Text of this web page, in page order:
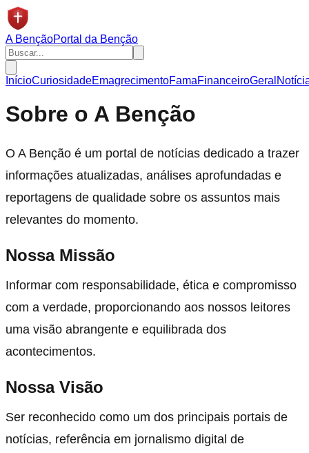
A BençãoPortal da Benção
InícioCuriosidadeEmagrecimentoFamaFinanceiroGeral
Sobre o A Benção
O A Benção é um portal de notícias dedicado a trazer
informações atualizadas, análises aprofundadas e
reportagens de qualidade sobre os assuntos mais
relevantes do momento.
Nossa Missão
Informar com responsabilidade, ética e compromisso
com a verdade, proporcionando aos nossos leitores
uma visão abrangente e equilibrada dos
acontecimentos.
Nossa Visão
Ser reconhecido como um dos principais portais de
notícias, referência em jornalismo digital de